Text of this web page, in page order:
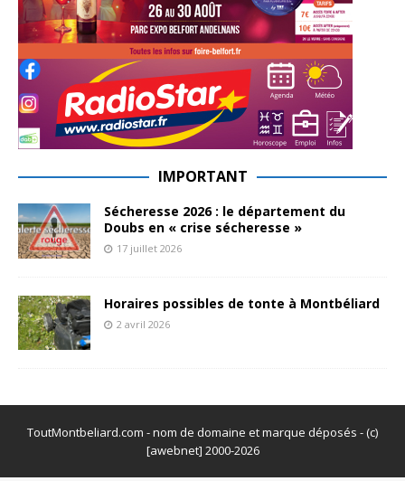
IMPORTANT
Sécheresse 2026 : le département du
Doubs en « crise sécheresse »
17 juillet 2026
Horaires possibles de tonte à Montbéliard
2 avril 2026
ToutMontbeliard.com - nom de domaine et marque déposés - (c)
[awebnet] 2000-2026